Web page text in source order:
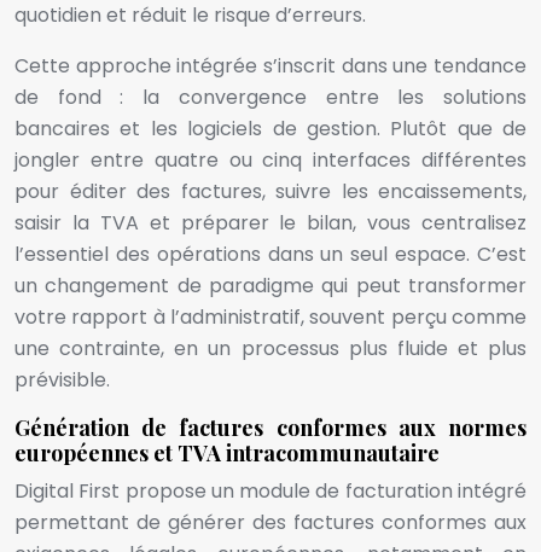
quotidien et réduit le risque d’erreurs.
Cette approche intégrée s’inscrit dans une tendance
de fond : la convergence entre les solutions
bancaires et les logiciels de gestion. Plutôt que de
jongler entre quatre ou cinq interfaces différentes
pour éditer des factures, suivre les encaissements,
saisir la TVA et préparer le bilan, vous centralisez
l’essentiel des opérations dans un seul espace. C’est
un changement de paradigme qui peut transformer
votre rapport à l’administratif, souvent perçu comme
une contrainte, en un processus plus fluide et plus
prévisible.
Génération de factures conformes aux normes
européennes et TVA intracommunautaire
Digital First propose un module de facturation intégré
permettant de générer des factures conformes aux